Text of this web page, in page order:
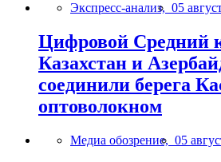
Экспресс-анализ, 05
Цифровой Средний
Казахстан и
соединили берега
оптоволокном
Медиа обозрение, 05